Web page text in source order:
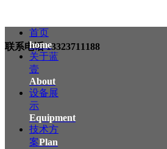
联系电话13323711188
首页
home
关于蓝
壹
About
设备展
示
Equipment
技术方
案Plan